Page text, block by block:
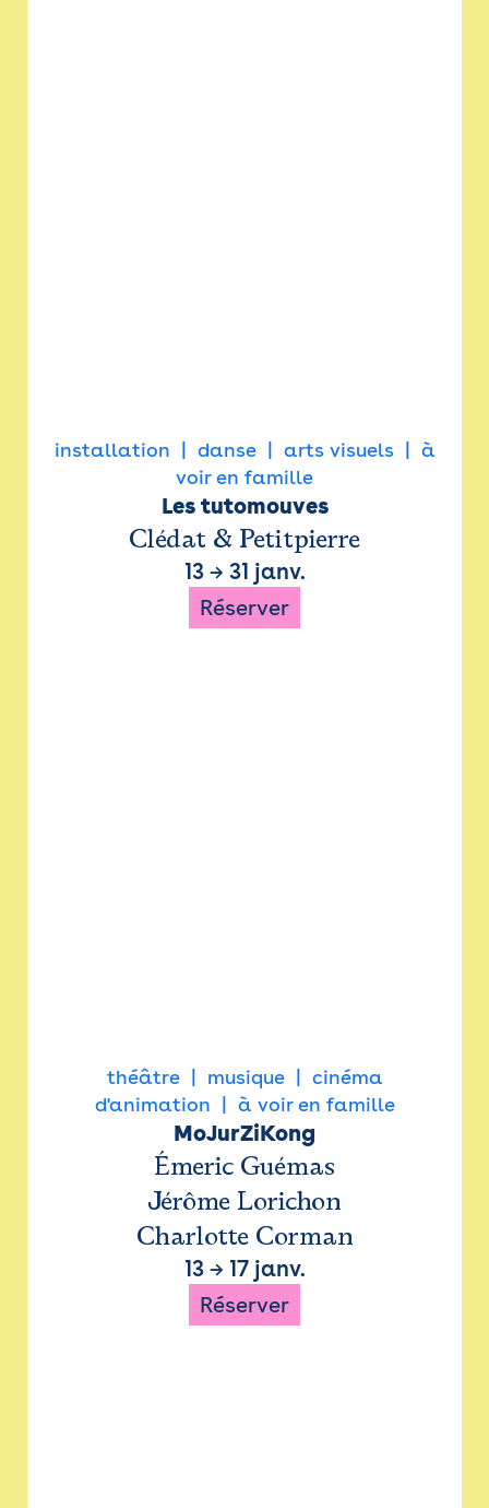
installation danse arts visuels
à
voir en famille
Les tutomouves
Clédat & Petitpierre
13→ 31 janv.
Réserver
théâtre musique
cinéma
d'animation
à voir en famille
MoJurZiKong
Émeric Guémas
Jérôme Lorichon
Charlotte Corman
13→ 17 janv.
Réserver